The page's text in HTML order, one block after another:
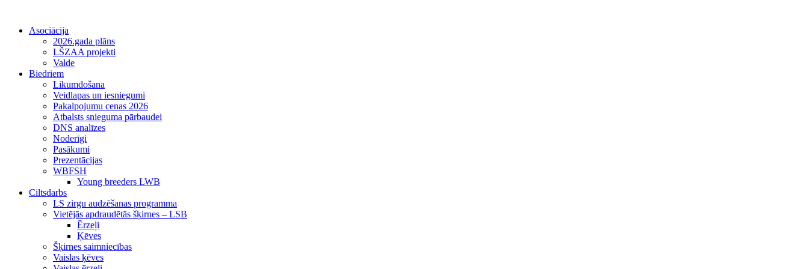
Asociācija
2026.gada plāns
LŠZAA projekti
Valde
Biedriem
Likumdošana
Veidlapas un iesniegumi
Pakalpojumu cenas 2026
Atbalsts snieguma pārbaudei
DNS analīzes
Noderīgi
Pasākumi
Prezentācijas
WBFSH
Young breeders LWB
Ciltsdarbs
LS zirgu audzēšanas programma
Vietējās apdraudētās šķirnes – LSB
Ērzeļi
Ķēves
Šķirnes saimniecības
Vaislas ķēves